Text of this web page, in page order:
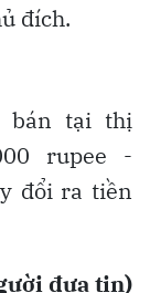
đích.
bán tại thị
rupee -
đổi ra tiền
đưa tin)